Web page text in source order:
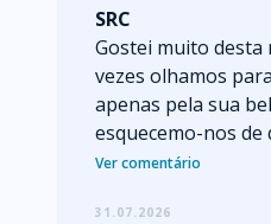
SRC
Gostei muito desta
vezes olhamos
apenas pela sua
esquecemo-nos de
Ver comentário
31.07.2026